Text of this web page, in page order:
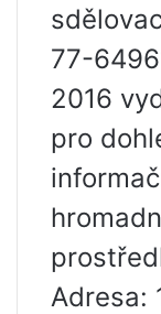
77-
2016
pro
Adresa: